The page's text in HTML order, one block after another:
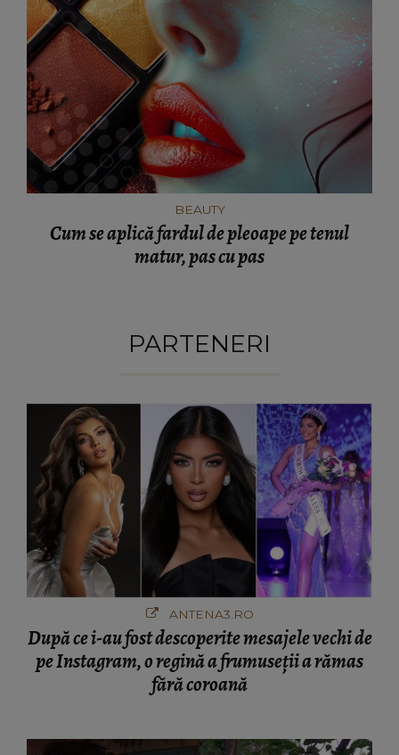
BEAUTY
Cum se aplică fardul de pleoape pe tenul
matur, pas cu pas
PARTENERI
ANTENA3.RO
După ce i-au fost descoperite mesajele vechi de
pe Instagram, o regină a frumuseții a rămas
fără coroană